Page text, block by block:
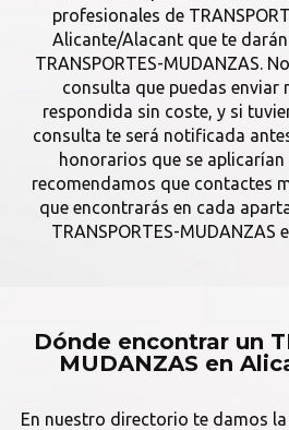
profesionales de
Alicante/Alacant que te
TRANSPORTES-MUDANZAS.
consulta que puedas enviar
respondida sin coste, y si
consulta te será notificada
honorarios que se
recomendamos que contactes
que encontrarás en cada
TRANSPORTES-MUDANZAS
Dónde encontrar un
MUDANZAS en
En nuestro directorio te damos